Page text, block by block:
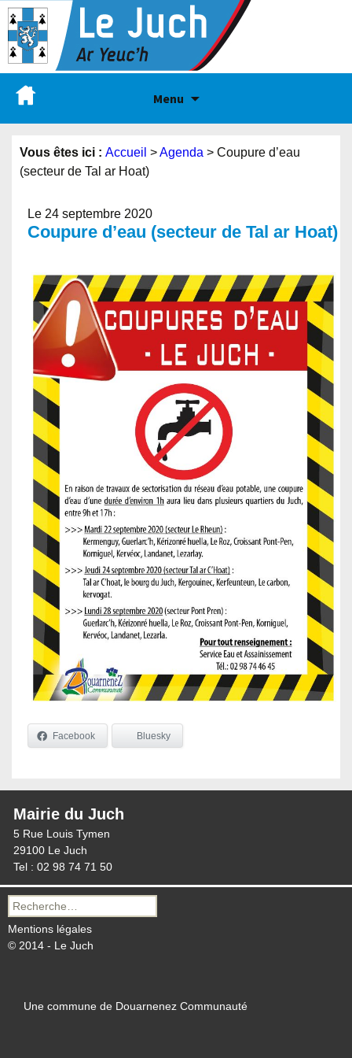
Menu
Vous êtes ici : Accueil >Agenda > Coupure d’eau
(secteur de Tal ar Hoat)
Le 24 septembre 2020
Coupure d’eau (secteur de Tal ar Hoat)
Facebook Bluesky
Mairie du Juch
5 Rue Louis Tymen
29100 Le Juch
Tel : 02 98 74 71 50
Recherche
pour :
Mentions légales
© 2014 - Le Juch
Une commune de Douarnenez Communauté